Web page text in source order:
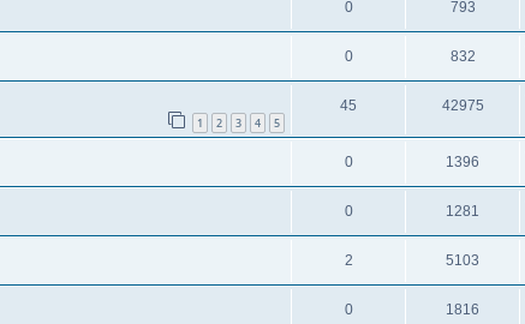
0 793
0 832
1 2 3 4 5
45 42975
0 1396
0 1281
2 5103
0 1816